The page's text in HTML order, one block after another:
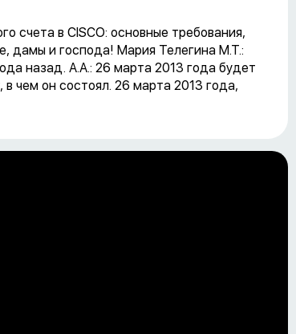
счета в CISCO: основные требования,
дамы и господа! Мария Телегина М.Т.:
назад. А.А.: 26 марта 2013 года будет
в чем он состоял. 26 марта 2013 года,